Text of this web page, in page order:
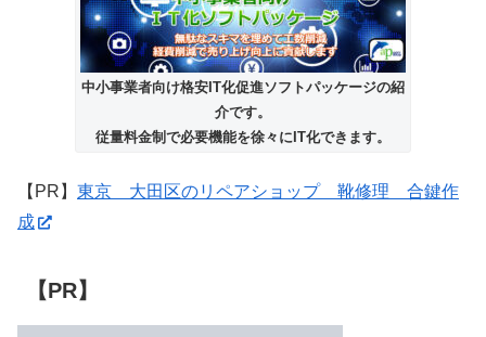
中小事業者向け格安IT化促進ソフトパッケージの紹
介です。
従量料金制で必要機能を徐々にIT化できます。
【PR】 東京 大田区のリペアショップ 靴修理 合鍵作
成
【PR】